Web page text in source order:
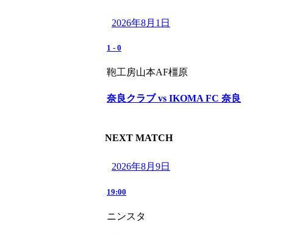
2026年8月1日
1 - 0
鞄工房山本AF橿原
奈良クラブ vs IKOMA FC 奈良
NEXT MATCH
2026年8月9日
19:00
ニンスタ